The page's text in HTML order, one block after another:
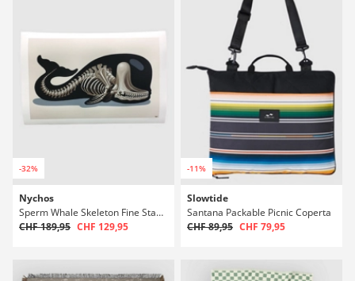
-32%
Nychos
Sperm Whale Skeleton Fine Stampa artistica
CHF 189,95 CHF 129,95
-11%
Slowtide
Santana Packable Picnic Coperta
CHF 89,95 CHF 79,95